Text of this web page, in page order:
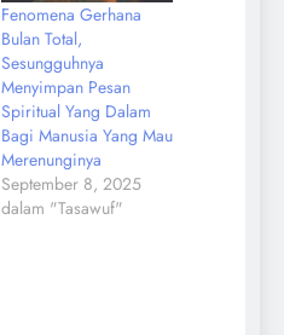
Fenomena Gerhana
Bulan Total,
Sesungguhnya
Menyimpan Pesan
Spiritual Yang Dalam
Bagi Manusia Yang Mau
Merenunginya
September 8, 2025
dalam "Tasawuf"